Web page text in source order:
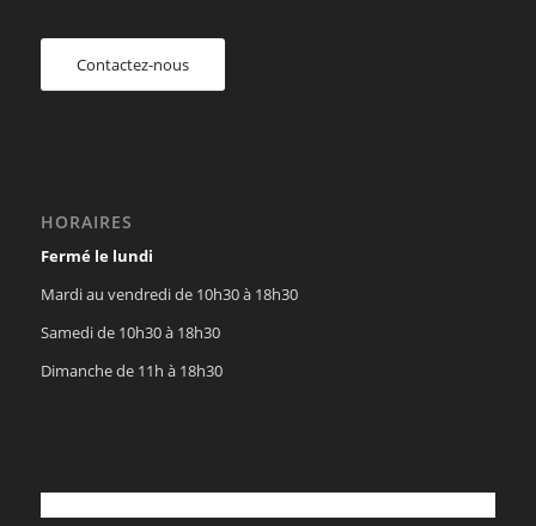
Contactez-nous
HORAIRES
Fermé le lundi
Mardi au vendredi de 10h30 à 18h30
Samedi de 10h30 à 18h30
Dimanche de 11h à 18h30